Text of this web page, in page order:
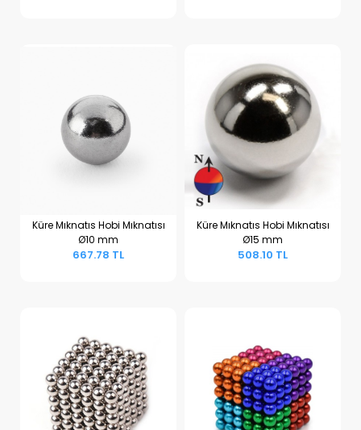
Sepete Ekle
Küre Mıknatıs Hobi Mıknatısı
Ø10 mm
667.78 TL
Sepete Ekle
Küre Mıknatıs Hobi Mıknatısı
Ø15 mm
508.10 TL